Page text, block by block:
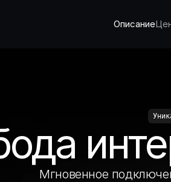
Описание
Мгновенное